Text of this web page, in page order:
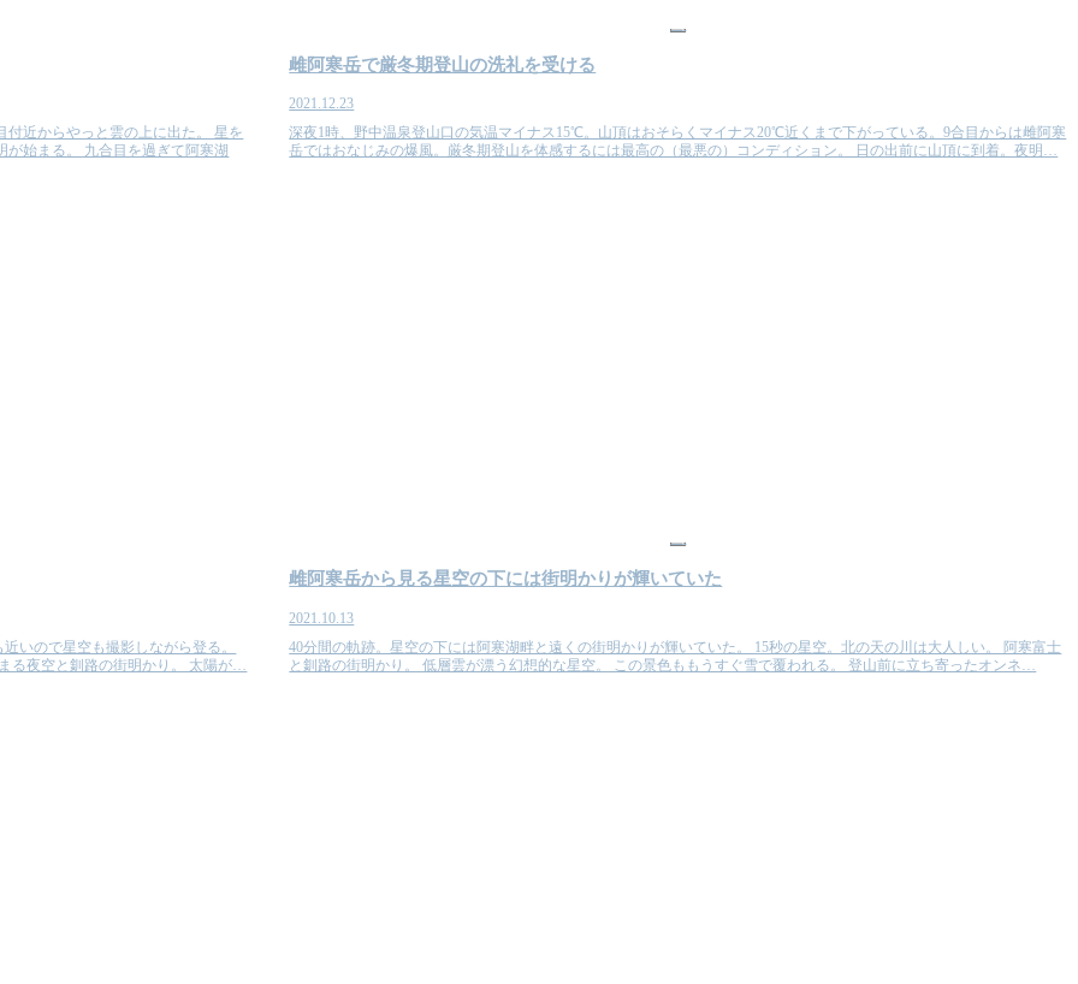
付近からやっと雲の上に出た。 星を
が始まる。 九合目を過ぎて阿寒湖
雌阿寒岳で厳冬期登山の洗礼を受ける
2021.12.23
深夜1時、野中温泉登山口の気温マイナス15℃。山頂はおそらくマイナス20℃近くまで下がっている。9合目からは雌阿寒
岳ではおなじみの爆風。厳冬期登山を体感するには最高の（最悪の）コンディション。 日の出前に山頂に到着。夜明…
いので星空も撮影しながら登る。
る夜空と釧路の街明かり。 太陽が…
雌阿寒岳から見る星空の下には街明かりが輝いていた
2021.10.13
40分間の軌跡。星空の下には阿寒湖畔と遠くの街明かりが輝いていた。 15秒の星空。北の天の川は大人しい。 阿寒富士
と釧路の街明かり。 低層雲が漂う幻想的な星空。 この景色ももうすぐ雪で覆われる。 登山前に立ち寄ったオンネ…